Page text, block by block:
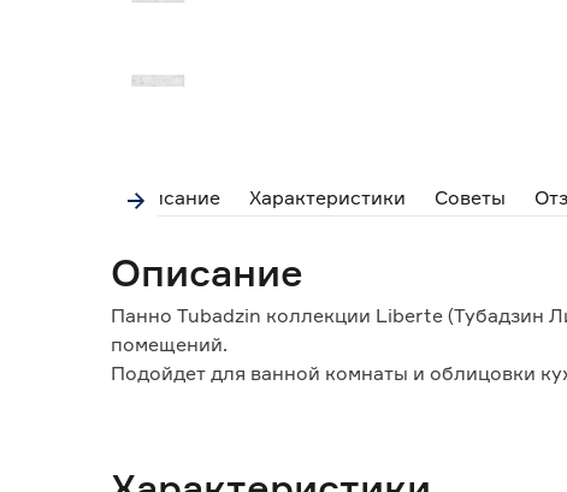
Описание Характеристики Советы
Описание
Панно Tubadzin коллекции Liberte (Тубадзин
помещений.
Подойдет для ванной комнаты и облицовки